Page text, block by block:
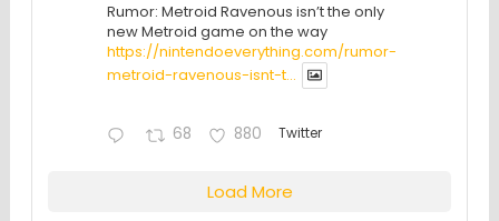
Rumor: Metroid Ravenous isn’t the only
new Metroid game on the way
https://nintendoeverything.com/rumor-
metroid-ravenous-isnt-t...
68 880 Twitter
Load More